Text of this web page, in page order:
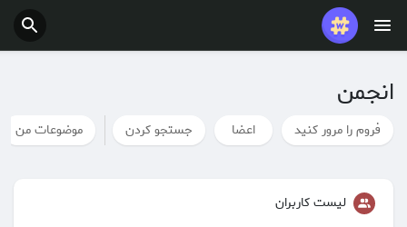
انجمن
فروم را مرور کنید اعضا جستجو کردن موضوعات من
لیست کاربران